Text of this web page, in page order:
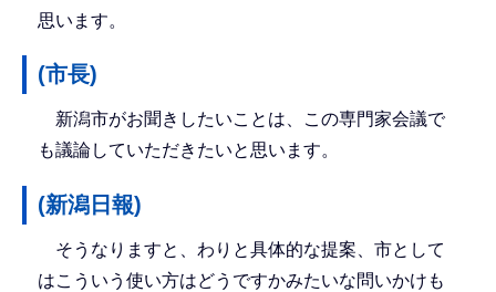
思います。
(市長)
新潟市がお聞きしたいことは、この専門家会議で
も議論していただきたいと思います。
(新潟日報)
そうなりますと、わりと具体的な提案、市として
はこういう使い方はどうですかみたいな問いかけも